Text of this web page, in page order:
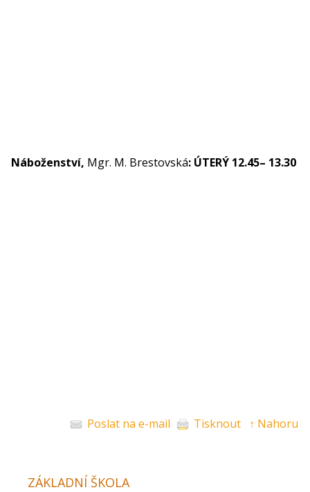
Náboženství, Mgr. M. Brestovská: ÚTERÝ 12.45– 13.30
Poslat na e-mail Tisknout ↑ Nahoru
ZÁKLADNÍ ŠKOLA